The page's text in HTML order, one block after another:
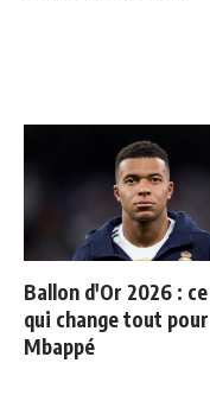
Ballon d'Or 2026 :
qui change tout pour
Mbappé